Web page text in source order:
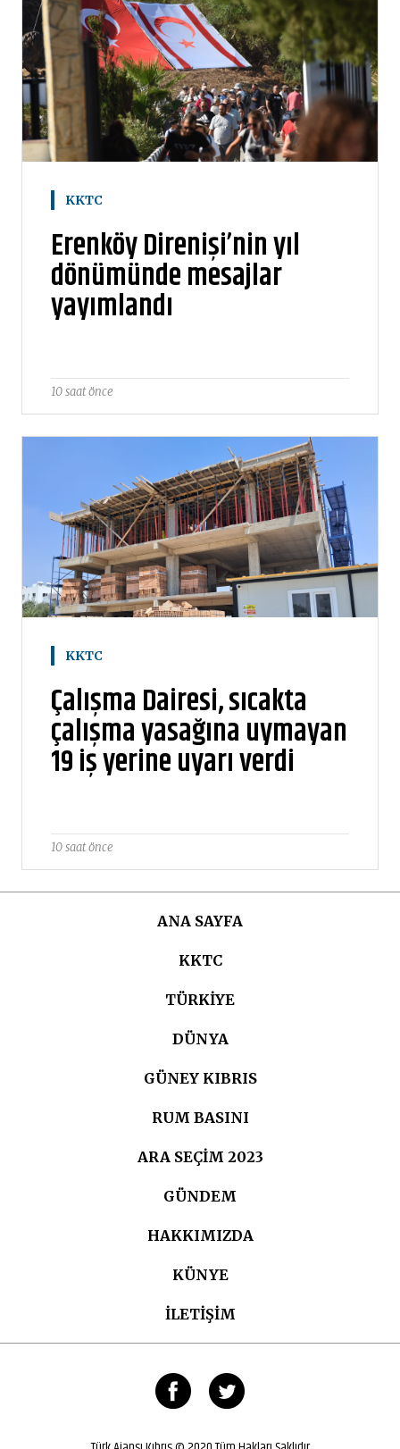
KKTC
Erenköy Direnişi’nin yıl
dönümünde mesajlar
yayımlandı
10 saat önce
KKTC
Çalışma Dairesi, sıcakta
çalışma yasağına uymayan
19 iş yerine uyarı verdi
10 saat önce
ANA SAYFA
KKTC
TÜRKIYE
DÜNYA
GÜNEY KIBRIS
RUM BASINI
ARA SEÇIM 2023
GÜNDEM
HAKKIMIZDA
KÜNYE
İLETİŞİM